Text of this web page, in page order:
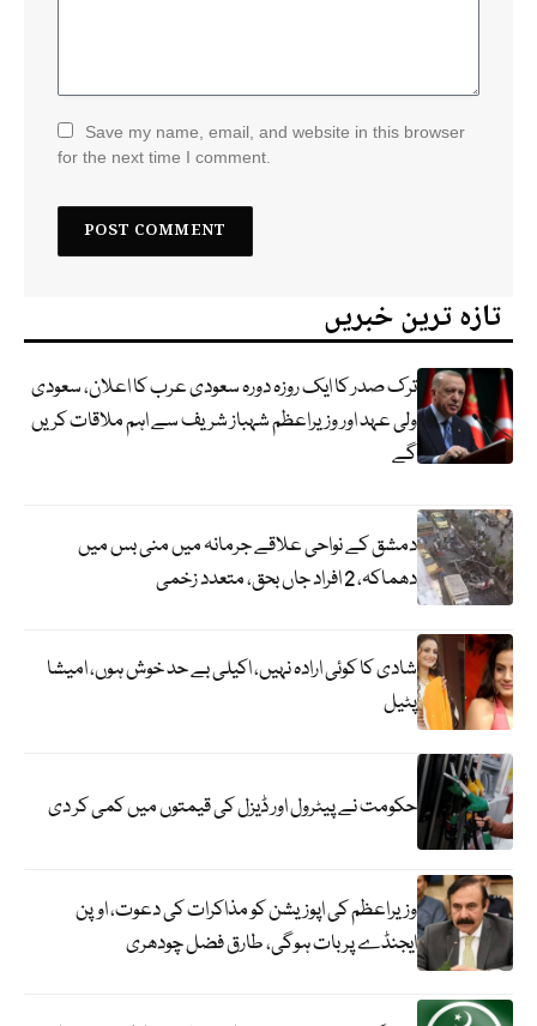
Save my name, email, and website in this browser
for the next time I comment.
تازہ ترین خبریں
ترک صدر کا ایک روزہ دورہ سعودی عرب کا اعلان، سعودی
ولی عہد اور وزیراعظم شہباز شریف سے اہم ملاقات کریں
گے
دمشق کے نواحی علاقے جرمانہ میں منی بس میں
دھماکہ، 2 افراد جاں بحق، متعدد زخمی
شادی کا کوئی ارادہ نہیں، اکیلی بے حد خوش ہوں، امیشا
پٹیل
حکومت نے پیٹرول اور ڈیزل کی قیمتوں میں کمی کر دی
وزیراعظم کی اپوزیشن کو مذاکرات کی دعوت، اوپن
ایجنڈے پر بات ہوگی، طارق فضل چودھری